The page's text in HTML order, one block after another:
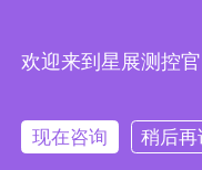
欢迎来到星展测控
现在咨询
稍后再